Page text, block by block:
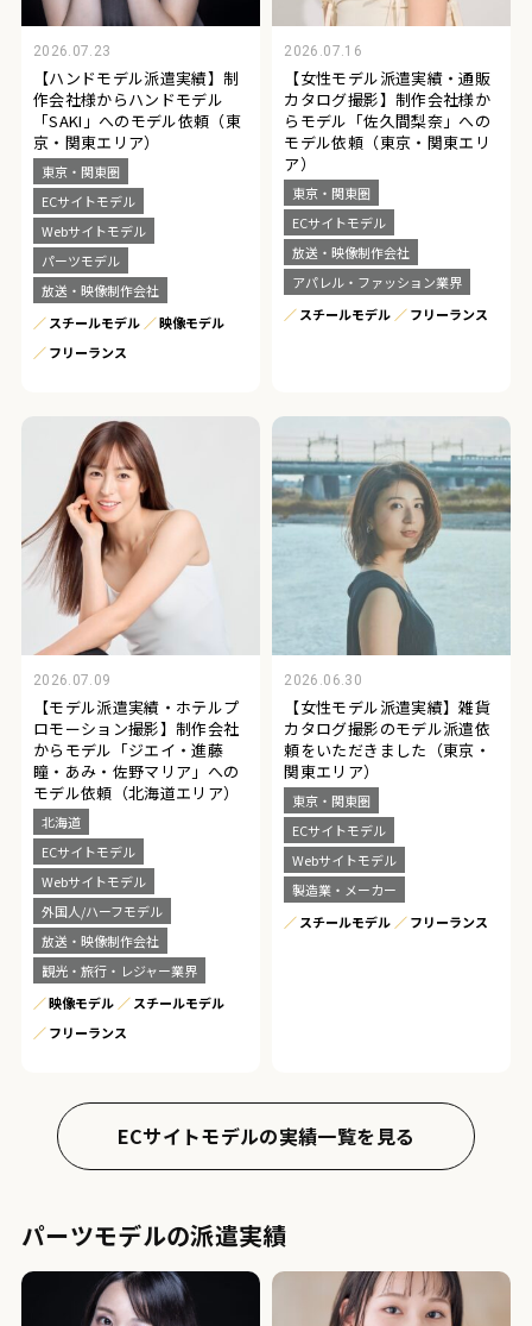
2026.07.23
【ハンドモデル派遣実績】制
作会社様からハンドモデル
「SAKI」へのモデル依頼（東
京・関東エリア）
東京・関東圏
ECサイトモデル
Webサイトモデル
パーツモデル
放送・映像制作会社
スチールモデル
映像モデル
フリーランス
2026.07.16
【女性モデル派遣実績・通販
カタログ撮影】制作会社様か
らモデル「佐久間梨奈」への
モデル依頼（東京・関東エリ
ア）
東京・関東圏
ECサイトモデル
放送・映像制作会社
アパレル・ファッション業界
スチールモデル
フリーランス
2026.07.09
【モデル派遣実績・ホテルプ
ロモーション撮影】制作会社
からモデル「ジエイ・進藤
瞳・あみ・佐野マリア」への
モデル依頼（北海道エリア）
北海道
ECサイトモデル
Webサイトモデル
外国人/ハーフモデル
放送・映像制作会社
観光・旅行・レジャー業界
映像モデル
スチールモデル
フリーランス
2026.06.30
【女性モデル派遣実績】雑貨
カタログ撮影のモデル派遣依
頼をいただきました（東京・
関東エリア）
東京・関東圏
ECサイトモデル
Webサイトモデル
製造業・メーカー
スチールモデル
フリーランス
ECサイトモデルの実績一覧を見る
パーツモデルの派遣実績